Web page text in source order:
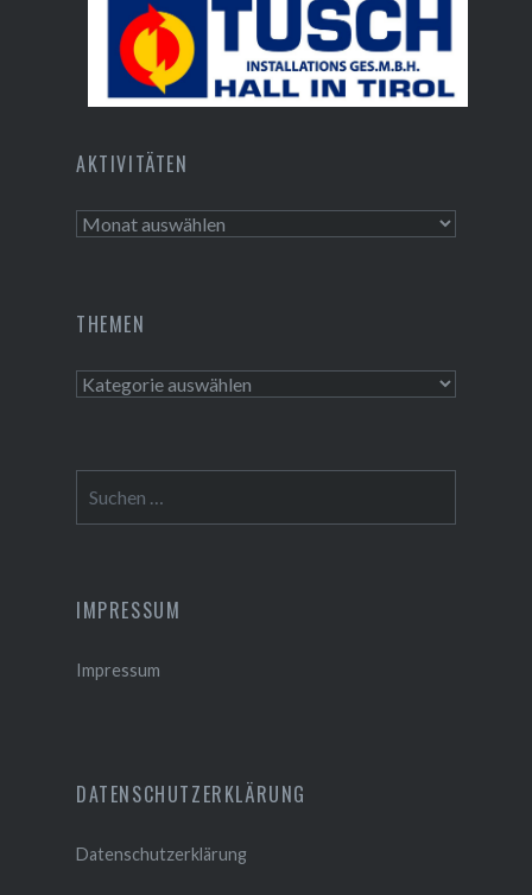
AKTIVITÄTEN
Aktivitäten
THEMEN
Themen
nach:
IMPRESSUM
Impressum
DATENSCHUTZERKLÄRUNG
Datenschutzerklärung